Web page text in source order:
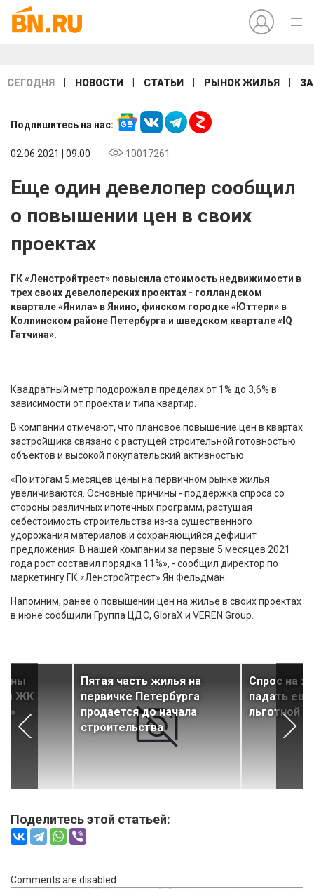
СЕГОДНЯ НОВОСТИ СТАТЬИ РЫНОК ЖИЛЬЯ
Подпишитесь на нас:
02.06.2021 | 09:00 10017261
Еще один девелопер сообщил
о повышении цен в своих
проектах
ГК «Ленстройтрест» повысила стоимость недвижимости в
трех своих девелоперских проектах - голландском
квартале «Янила» в Янино, финском городке «Юттери» в
Колпинском районе Петербурга и шведском квартале «IQ
Гатчина».
Квадратный метр подорожал в пределах от 1% до 3,6% в
зависимости от проекта и типа квартир.
В компании отмечают, что плановое повышение цен в квартах
застройщика связано с растущей строительной готовностью
объектов и высокой покупательский активностью.
«По итогам 5 месяцев цены на первичном рынке жилья
увеличиваются. Основные причины - поддержка спроса со
стороны различных ипотечных программ, растущая
себестоимость строительства из-за существенного
удорожания материалов и сохраняющийся дефицит
предложения. В нашей компании за первые 5 месяцев 2021
года рост составил порядка 11%», - сообщил директор по
маркетингу ГК «Ленстройтрест» Ян Фельдман.
Напомним, ранее о повышении цен на жилье в своих проектах
в июне сообщили Группа ЦДС, GloraХ и VEREN Group.
ЖК
Пятая часть жилья на
первичке Петербурга
продается до начала
строительства
Спрос на
падать
льготной
Поделитесь этой статьей:
Comments are disabled